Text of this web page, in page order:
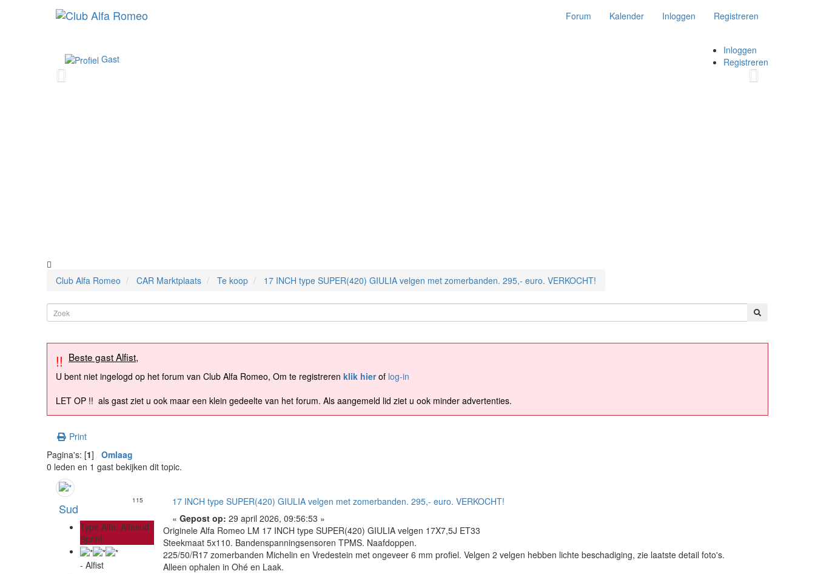
Forum Kalender Inloggen Registreren
Gast
Inloggen
Registreren
Vorige Volgende
Club Alfa Romeo CAR Marktplaats Te koop 17 INCH type SUPER(420) GIULIA velgen met zomerbanden. 295,- euro. VERKOCHT!
!! Beste gast Alfist,
U bent niet ingelogd op het forum van Club Alfa Romeo, Om te registrerenklik hierof log-in
LET OP !! als gast ziet u ook maar een klein gedeelte van het forum. Als aangemeld lid ziet u ook minder advertenties.
Print
Pagina's: [1]Omlaag
0 leden en 1 gast bekijken dit topic.
Sud
115
Type Alfa: Alfasud
Sprint
- Alfist
17 INCH type SUPER(420) GIULIA velgen met zomerbanden. 295,- euro. VERKOCHT!
«Gepost op: 29 april 2026, 09:56:53 »
Originele Alfa Romeo LM 17 INCH type SUPER(420) GIULIA velgen 17X7,5J ET33
Steekmaat 5x110. Bandenspanningsensoren TPMS. Naafdoppen.
225/50/R17 zomerbanden Michelin en Vredestein met ongeveer 6 mm profiel. Velgen 2 velgen hebben lichte beschadiging, zie laatste detail foto's.
Alleen ophalen in Ohé en Laak.